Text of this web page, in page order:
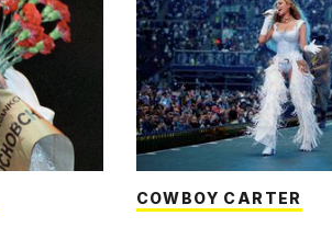
COWBOY CARTER